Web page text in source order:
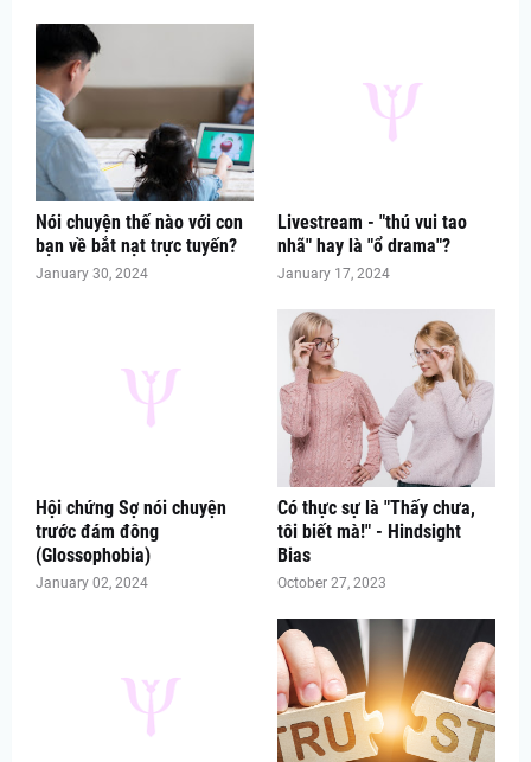
Nói chuyện thế nào với con
bạn về bắt nạt trực tuyến?
January 30, 2024
Livestream - "thú vui tao
nhã" hay là "ổ drama"?
January 17, 2024
Hội chứng Sợ nói chuyện
trước đám đông
(Glossophobia)
January 02, 2024
Có thực sự là "Thấy chưa,
tôi biết mà!" - Hindsight
Bias
October 27, 2023